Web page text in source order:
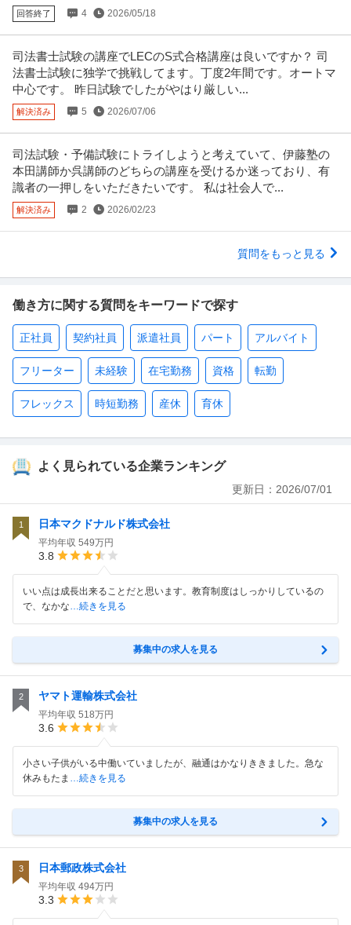
回答終了 4 2026/05/18
司法書士試験の講座でLECのS式合格講座は良いですか？ 司
法書士試験に独学で挑戦してます。丁度2年間です。オートマ
中心です。 昨日試験でしたがやはり厳しい...
解決済み 5 2026/07/06
司法試験・予備試験にトライしようと考えていて、伊藤塾の
本田講師か呉講師のどちらの講座を受けるか迷っており、有
識者の一押しをいただきたいです。 私は社会人で...
解決済み 2 2026/02/23
質問をもっと見る
働き方に関する質問をキーワードで探す
正社員 契約社員 派遣社員 パート アルバイト
フリーター 未経験 在宅勤務 資格 転勤
フレックス 時短勤務 産休 育休
よく見られている企業ランキング
更新日： 2026/07/01
1 日本マクドナルド株式会社
平均年収 549万円
3.8
いい点は成長出来ることだと思います。教育制度はしっかりしているの
で、なかな…続きを見る
募集中の求人を見る
2 ヤマト運輸株式会社
平均年収 518万円
3.6
小さい子供がいる中働いていましたが、融通はかなりききました。急な
休みもたま …続きを見る
募集中の求人を見る
3 日本郵政株式会社
平均年収 494万円
3.3